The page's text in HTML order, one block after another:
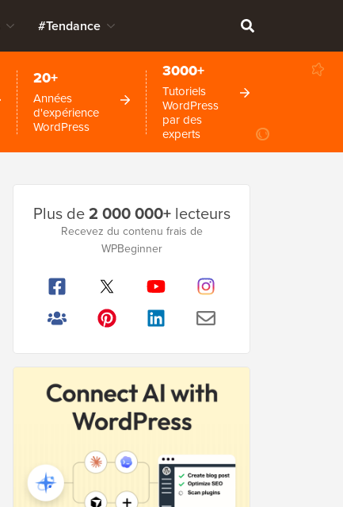
#Tendance
20+
Années
d'expérience
WordPress
3000+
Tutoriels
WordPress
par des
experts
latérale
Plus de2 000 000+lecteurs
Recevez du contenu frais de
WPBeginner